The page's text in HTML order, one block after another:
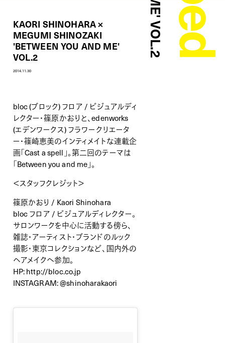
KAORI SHINOHARA ×
MEGUMI SHINOZAKI
'BETWEEN YOU AND ME'
VOL.2
2014.11.30
bloc (ブロック) フロア / ビジュアルディ
レクター・篠原かおりと、edenworks
(エデンワークス) フラワークリエータ
ー・篠崎恵美のインティメイトな連載企
画「Cast a spell」。第二回のテーマは
「Between you and me」。
＜スタッフクレジット＞
篠原かおり / Kaori Shinohara
bloc フロア / ビジュアルディレクター。
サロンワークを中心に活動する傍ら、
雑誌・アーティスト・ブランドのルック
撮影・東京コレクションなど、国内外の
ヘアメイクへ参加。
HP: http://bloc.co.jp
INSTAGRAM:@shinoharakaori